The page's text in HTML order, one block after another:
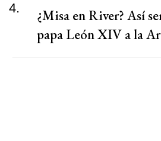
4.
¿Misa en River? Así
papa León XIV a la